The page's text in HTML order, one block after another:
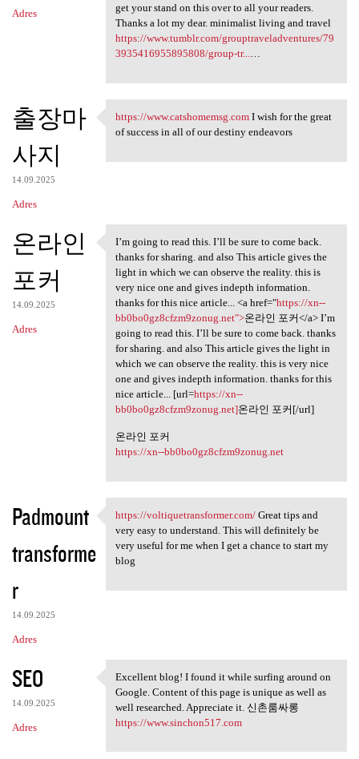
Adres
get your stand on this over to all your readers.
Thanks a lot my dear. minimalist living and travel
https://www.tumblr.com/grouptraveladventures/79
3935416955895808/group-tr...…
출장마
사지
14.09.2025
Adres
https://www.catshomemsg.com I
https://www.catshomemsg.comI wish for the great
of success in all of our destiny endeavors
온라인
포커
14.09.2025
Adres
I’m going to read this. I’ll
I’m going to read this. I’ll be sure to come back.
thanks for sharing. and also This article gives the
light in which we can observe the reality. this is
very nice one and gives indepth information.
thanks for this nice article... <a href="https://xn--
bb0bo0gz8cfzm9zonug.net">온라인 포커</a> I’m
going to read this. I’ll be sure to come back. thanks
for sharing. and also This article gives the light in
which we can observe the reality. this is very nice
one and gives indepth information. thanks for this
nice article... [url=https://xn--
bb0bo0gz8cfzm9zonug.net]온라인 포커[/url]
온라인 포커
https://xn--bb0bo0gz8cfzm9zonug.net
Padmount
transforme
r
14.09.2025
Adres
https://voltiquetransformer
https://voltiquetransformer.com/Great tips and
very easy to understand. This will definitely be
very useful for me when I get a chance to start my
blog
SEO
14.09.2025
Adres
Excellent blog! I found it
Excellent blog! I found it while surfing around on
Google. Content of this page is unique as well as
well researched. Appreciate it. 신촌룸싸롱
https://www.sinchon517.com